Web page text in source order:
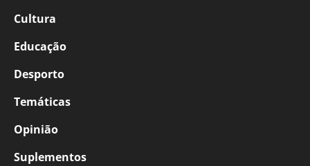
Cultura
Educação
Desporto
Temáticas
Opinião
Suplementos